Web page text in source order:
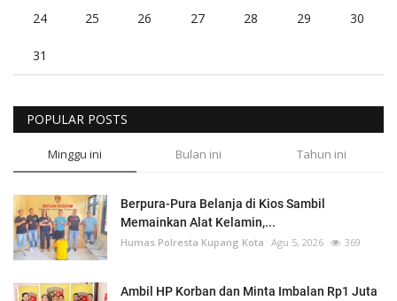
24 25 26 27 28 29 30
31
POPULAR POSTS
Minggu ini Bulan ini Tahun ini
Berpura-Pura Belanja di Kios Sambil
Memainkan Alat Kelamin,...
Humas Polresta Kupang Kota Agu 5, 2026 369
Ambil HP Korban dan Minta Imbalan Rp1 Juta